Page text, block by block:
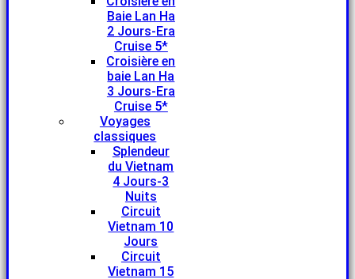
Baie Lan Ha
2 Jours-Era
Cruise 5*
Croisière en
baie Lan Ha
3 Jours-Era
Cruise 5*
Voyages
classiques
Splendeur
du Vietnam
4 Jours-3
Nuits
Circuit
Vietnam 10
Jours
Circuit
Vietnam 15